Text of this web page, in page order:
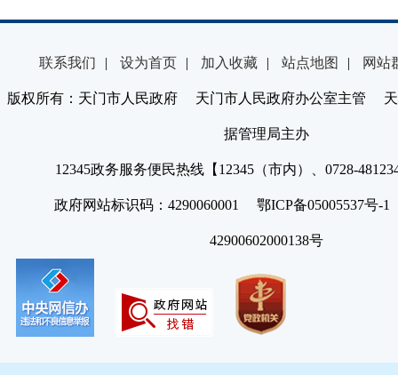
联系我们 | 设为首页 | 加入收藏 | 站点地图 | 网站
版权所有：天门市人民政府 天门市人民政府办公室主管 天
据管理局主办
12345政务服务便民热线【12345（市内）、0728-
政府网站标识码：4290060001 鄂ICP备05005537号
42900602000138号